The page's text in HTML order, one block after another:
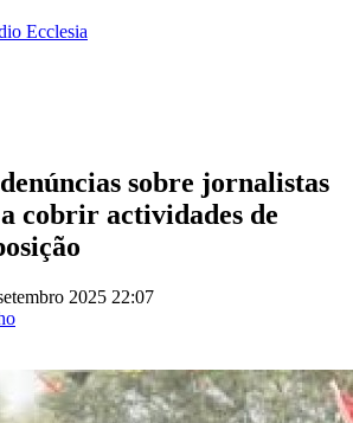
Ecclesia
sobre jornalistas
a cobrir actividades de
2025 22:07